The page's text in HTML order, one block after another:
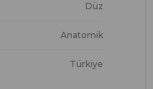
Düz
Anatomik
Türkiye